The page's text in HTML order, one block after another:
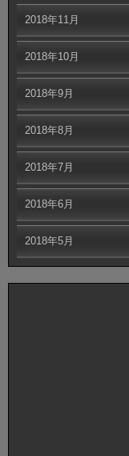
2018年11月
2018年10月
2018年9月
2018年8月
2018年7月
2018年6月
2018年5月